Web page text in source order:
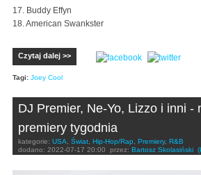
17. Buddy Effyn
18. American Swankster
Czytaj dalej >>
Tagi: Joey Cool
DJ Premier, Ne-Yo, Lizzo i inni -
premiery tygodnia
kategorie: USA Świat Hip-Hop/Rap Premiery, R&B
dodano: 2022-07-17 20:00 przez: Bartosz Skolasiński